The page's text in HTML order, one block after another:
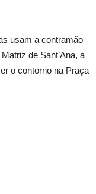
usam a contramão
de Sant’Ana, a
o contorno na Praça